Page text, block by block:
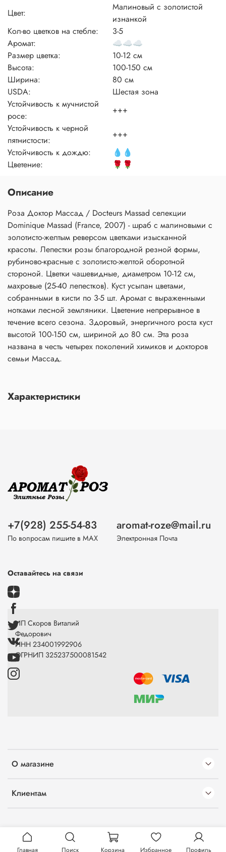
Цвет:
Малиновый с золотистой
изнанкой
Кол-во цветков на стебле:
3-5
Аромат:
☁️☁️☁️
Размер цветка:
10-12 см
Высота:
100-150 см
Ширина:
80 см
USDA:
Шестая зона
Устойчивость к мучнистой
росе:
+++
Устойчивость к черной
пятнистости:
+++
Устойчивость к дождю:
💧 💧
Цветение:
🌹 🌹
Описание
Роза Доктор Массад / Docteurs Massad селекции
Dominique Massad (France, 2007) - шраб с малиновыми с
золотисто-желтым реверсом цветками изысканной
красоты. Лепестки розы благородной резной формы,
рубиново-красные с золотисто-желтой оборотной
стороной. Цветки чашевидные, диаметром 10-12 см,
махровые (25-40 лепестков). Куст усыпан цветами,
собранными в кисти по 3-5 шт. Аромат с выраженными
нотками лесной земляники. Цветение непрерывное в
течение всего сезона. Здоровый, энергичного роста куст
высотой 100-150 см, шириной до 80 см. Эта роза
названа в честь четырех поколений химиков и докторов
семьи Массад.
Характеристики
О магазине
Клиентам
+7(928) 255-54-83
По вопросам пишите в МАХ
aromat-roze@mail.ru
Электронная Почта
Оставайтесь на связи
ИП Скоров Виталий
Федорович
ИНН 234001992906
ОГРНИП 325237500081542
Главная Поиск Корзина Избранное Профиль